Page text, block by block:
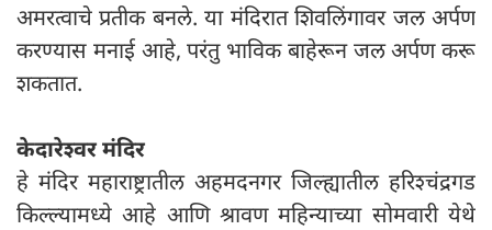
अमरत्वाचे प्रतीक बनले. या मंदिरात शिवलिंगावर जल अर्पण
करण्यास मनाई आहे, परंतु भाविक बाहेरून जल अर्पण करू
शकतात.
केदारेश्वर मंदिर
हे मंदिर महाराष्ट्रातील अहमदनगर जिल्ह्यातील हरिश्चंद्रगड
किल्ल्यामध्ये आहे आणि श्रावण महिन्याच्या सोमवारी येथे